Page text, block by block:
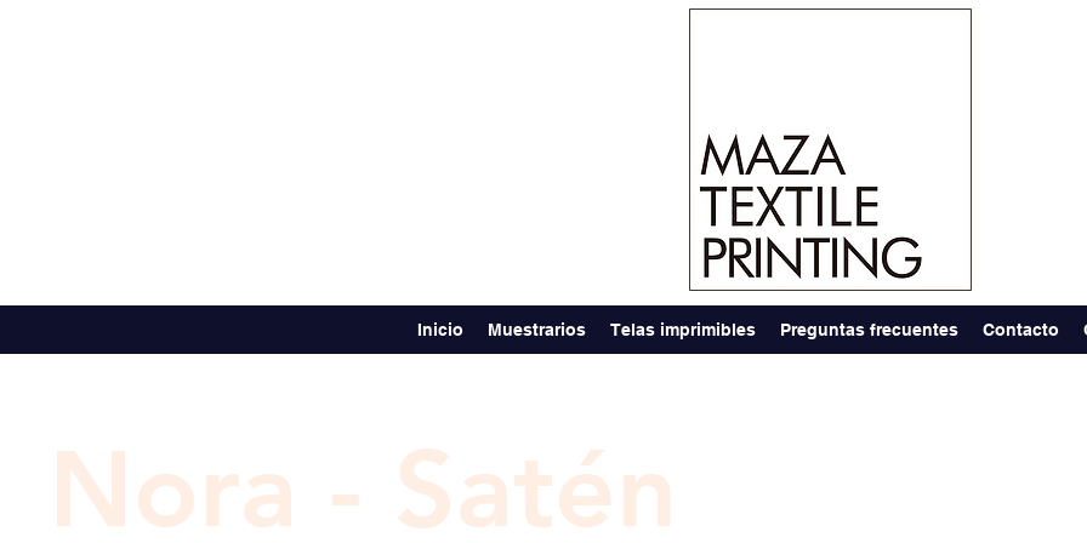
Inicio Muestrarios Telas imprimibles Preguntas frecuentes Contacto
Nora - Satén